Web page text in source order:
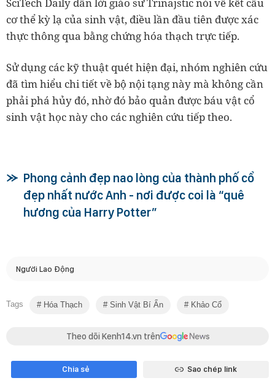
cơ thể kỳ lạ của sinh vật, điều lần đầu tiên được xác
thực thông qua bằng chứng hóa thạch trực tiếp.
Sử dụng các kỹ thuật quét hiện đại, nhóm nghiên cứu
đã tìm hiểu chi tiết về bộ nội tạng này mà không cần
phải phá hủy đó, nhờ đó bảo quản được báu vật cổ
sinh vật học này cho các nghiên cứu tiếp theo.
Phong cảnh đẹp nao lòng của thành phố cổ
đẹp nhất nước Anh - nơi được coi là “quê
hương của Harry Potter”
Người Lao Động
Tags Hóa Thạch Sinh Vật Bí Ẩn Khảo Cổ
Theo dõi Kenh14.vn trên
Chia sẻ Sao chép link